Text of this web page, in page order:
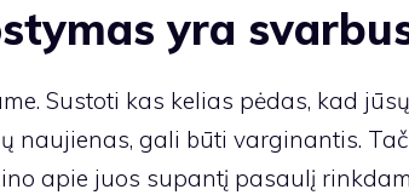
yra
Sustoti kas kelias pėdas, kad
naujienas, gali būti varginantis.
apie juos supantį pasaulį